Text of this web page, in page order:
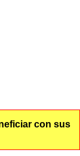
con sus